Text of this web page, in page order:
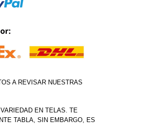
A REVISAR NUESTRAS
EN TELAS. TE
TABLA, SIN EMBARGO, ES